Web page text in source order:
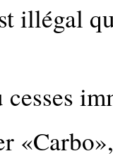
illégal